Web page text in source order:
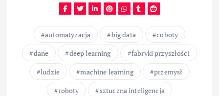
automatyzacja big data
coboty
dane
deep learning
fabryki przyszłości
ludzie
machine learning
przemysł
roboty
sztuczna inteligencja